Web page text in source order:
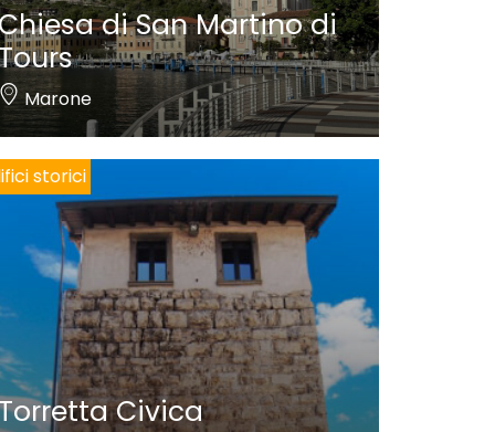
di San Martino di
Marone
storici
Civica